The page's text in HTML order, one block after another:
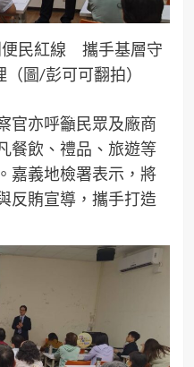
便民紅線 攜手基層守
圖/彭可可翻拍）
官亦呼籲民眾及廠商
餐飲、禮品、旅遊等
嘉義地檢署表示，將
反賄宣導，攜手打造